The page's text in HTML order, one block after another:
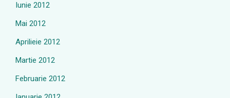
Iunie 2012
Mai 2012
Aprilieie 2012
Martie 2012
Februarie 2012